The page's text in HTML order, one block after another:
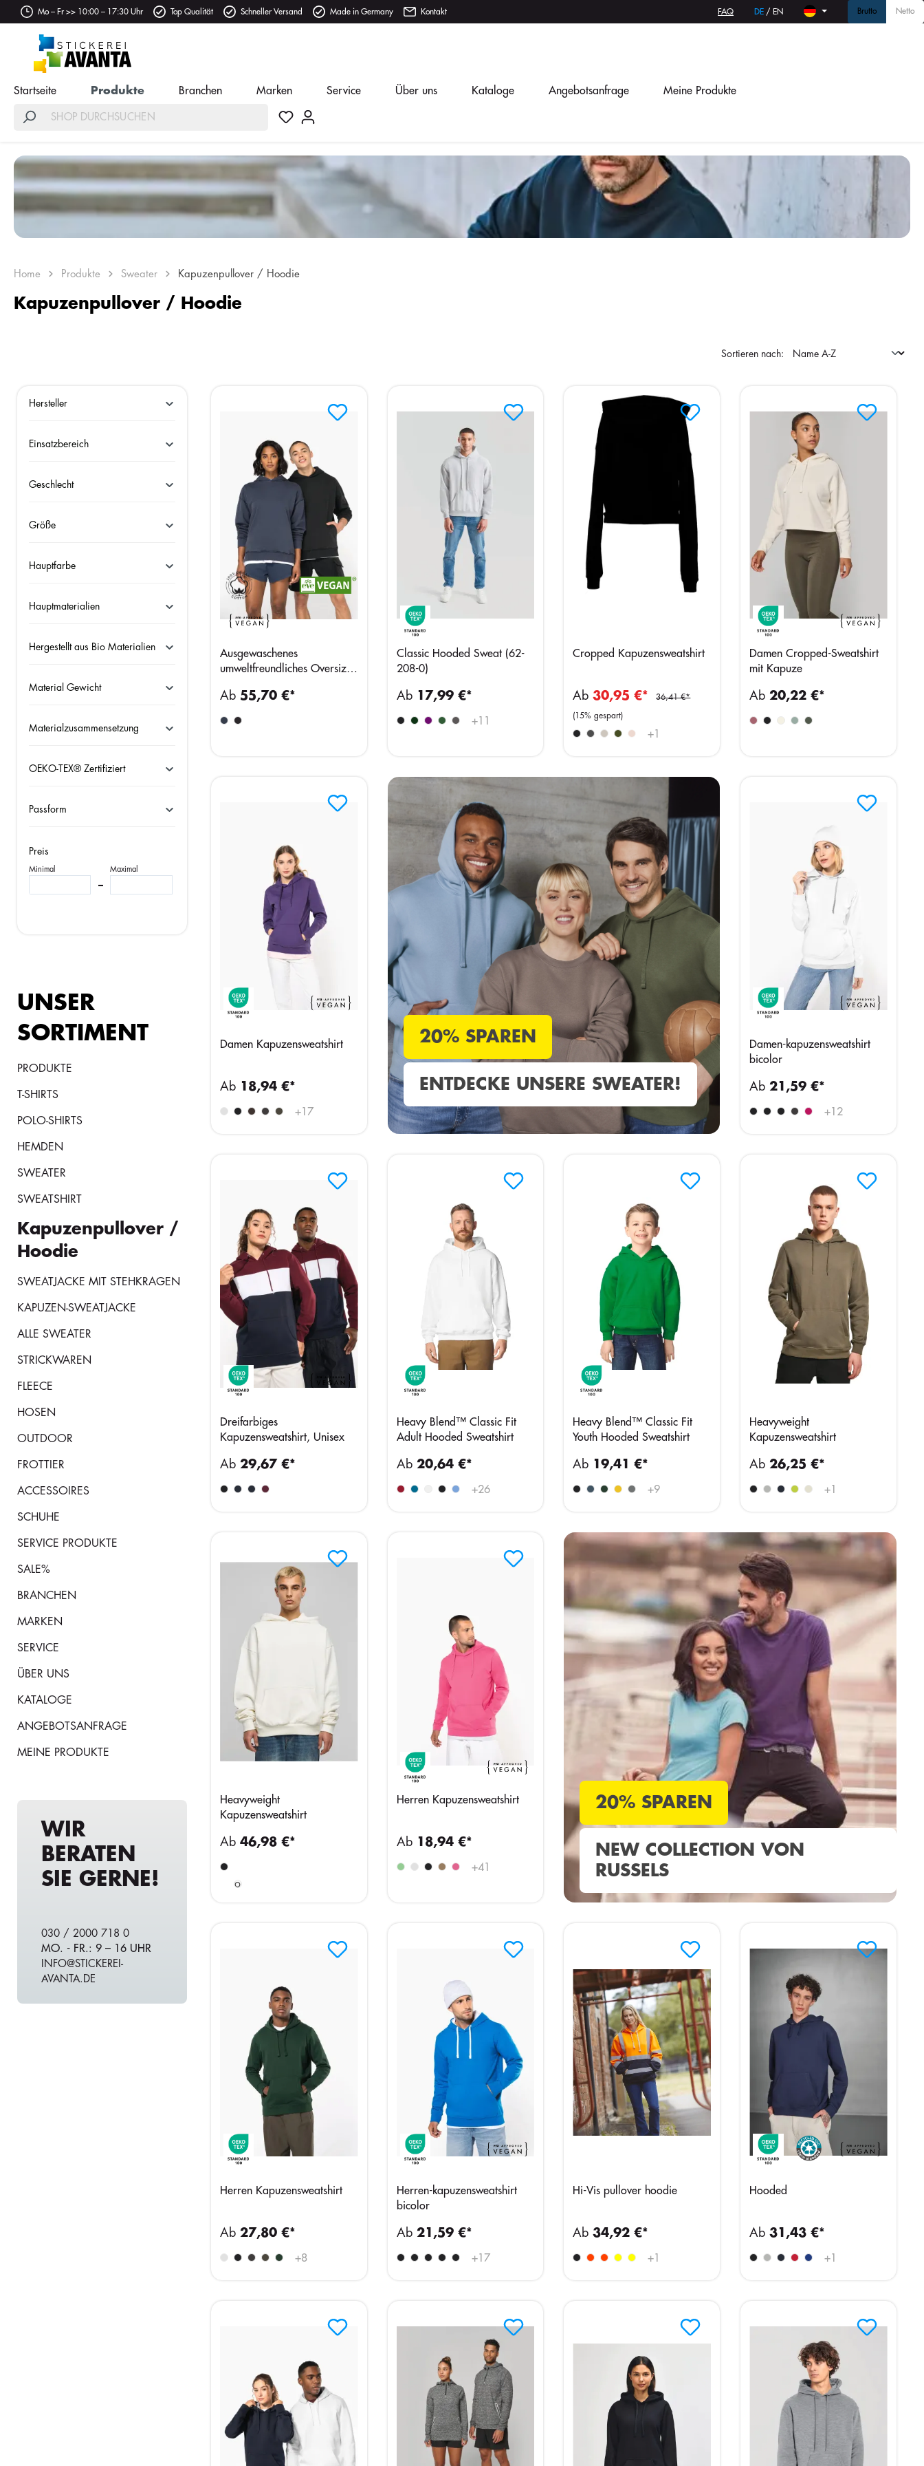
Mo – Fr >> 10:00 – 17:30 Uhr Top Qualität Schneller Versand Made in Germany Kontakt FAQ DE / EN Brutto Netto
Startseite Produkte Branchen Marken Service Über uns Kataloge Angebotsanfrage Meine Produkte
Home Produkte Sweater Kapuzenpullover / Hoodie
Kapuzenpullover / Hoodie
Hersteller
Einsatzbereich
Geschlecht
Größe
Hauptfarbe
Hauptmaterialien
Hergestellt aus Bio Materialien
Material Gewicht
Materialzusammensetzung
OEKO-TEX® Zertifiziert
Passform
Preis
Minimal
–
Maximal
UNSER
SORTIMENT
PRODUKTE
T-SHIRTS
POLO-SHIRTS
HEMDEN
SWEATER
SWEATSHIRT
Kapuzenpullover /
Hoodie
SWEATJACKE MIT STEHKRAGEN
KAPUZEN-SWEATJACKE
ALLE SWEATER
STRICKWAREN
FLEECE
HOSEN
OUTDOOR
FROTTIER
ACCESSOIRES
SCHUHE
SERVICE PRODUKTE
SALE%
BRANCHEN
MARKEN
SERVICE
ÜBER UNS
KATALOGE
ANGEBOTSANFRAGE
MEINE PRODUKTE
WIR
BERATEN
SIE GERNE!
030 / 2000 718 0
MO. - FR.: 9 – 16 UHR
INFO@STICKEREI-
AVANTA.DE
Sortieren nach:
Ausgewaschenes
umweltfreundliches Oversize
Ab 55,70 €*
Classic Hooded Sweat (62-
208-0)
+11
Ab 17,99 €*
Cropped Kapuzensweatshirt
+1
Ab30,95 €* 36,41 €*
(15% gespart)
Damen Cropped-Sweatshirt
mit Kapuze
Ab 20,22 €*
Damen Kapuzensweatshirt
+17
Ab 18,94 €*
20% SPAREN
ENTDECKE UNSERE SWEATER!
Damen-kapuzensweatshirt
bicolor
+12
Ab 21,59 €*
Dreifarbiges
Kapuzensweatshirt, Unisex
Ab 29,67 €*
Heavy Blend™ Classic Fit
Adult Hooded Sweatshirt
+26
Ab 20,64 €*
Heavy Blend™ Classic Fit
Youth Hooded Sweatshirt
+9
Ab 19,41 €*
Heavyweight
Kapuzensweatshirt
+1
Ab 26,25 €*
Heavyweight
Kapuzensweatshirt
Ready
for
Ab 46,98 €*
Herren Kapuzensweatshirt
+41
Ab 18,94 €*
20% SPAREN
NEW COLLECTION VON
RUSSELS
Herren Kapuzensweatshirt
+8
Ab 27,80 €*
Herren-kapuzensweatshirt
bicolor
+17
Ab 21,59 €*
Hi-Vis pullover hoodie
+1
Ab34,92 €*
Hooded
+1
Ab31,43 €*